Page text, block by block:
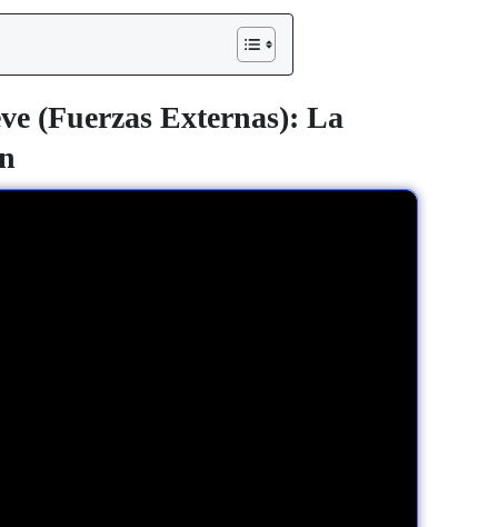
(Fuerzas Externas): La